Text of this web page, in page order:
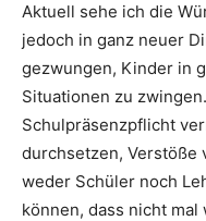
Aktuell sehe ich die
jedoch in ganz neuer
gezwungen, Kinder in
Situationen zu
Schulpräsenzpflicht
durchsetzen, Verstöße
weder Schüler noch
können, dass nicht